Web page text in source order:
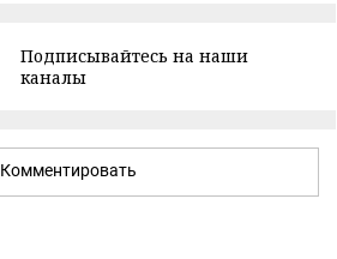
Подписывайтесь на наши
каналы
Комментировать